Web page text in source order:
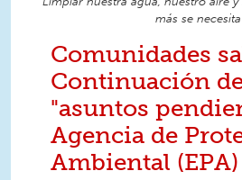
más se necesita
Comunidades
Continuación
"asuntos
Agencia de
Ambiental (EPA)